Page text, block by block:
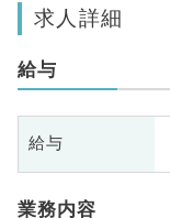
求人詳細
給与
給与
業務内容